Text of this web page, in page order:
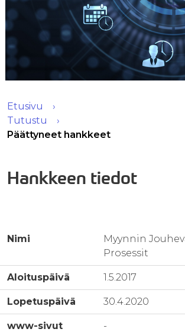
Etusivu
Tutustu
Päättyneet hankkeet
Hankkeen tiedot
Nimi
Myynnin
Prosessit
Aloituspäivä 1.5.2017
Lopetuspäivä 30.4.2020
www-sivut -